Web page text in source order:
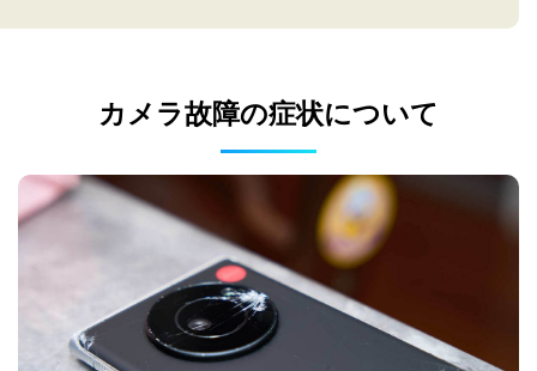
カメラ故障の症状について